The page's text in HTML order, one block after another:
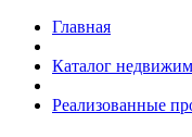
Главная
Каталог
Реализованные